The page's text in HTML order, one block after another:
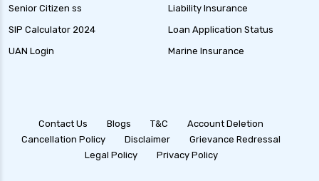
Senior Citizen ss
SIP Calculator 2024
UAN Login
Liability Insurance
Loan Application Status
Marine Insurance
Contact Us Blogs T&C
Account Deletion
Cancellation Policy
Disclaimer
Grievance Redressal
Legal Policy
Privacy Policy